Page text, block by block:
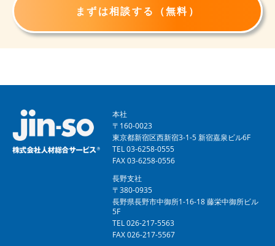
まずは相談する（無料）
本社
〒160-0023
東京都新宿区西新宿3-1-5 新宿嘉泉ビル6F
TEL 03-6258-0555
FAX 03-6258-0556
長野支社
〒380-0935
長野県長野市中御所1-16-18 藤栄中御所ビル
5F
TEL 026-217-5563
FAX 026-217-5567